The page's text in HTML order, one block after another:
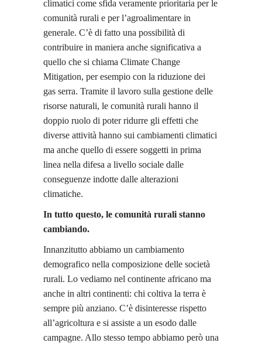
climatici come sfida veramente prioritaria per le
comunità rurali e per l’agroalimentare in
generale. C’è di fatto una possibilità di
contribuire in maniera anche significativa a
quello che si chiama Climate Change
Mitigation, per esempio con la riduzione dei
gas serra. Tramite il lavoro sulla gestione delle
risorse naturali, le comunità rurali hanno il
doppio ruolo di poter ridurre gli effetti che
diverse attività hanno sui cambiamenti climatici
ma anche quello di essere soggetti in prima
linea nella difesa a livello sociale dalle
conseguenze indotte dalle alterazioni
climatiche.
In tutto questo, le comunità rurali stanno
cambiando.
Innanzitutto abbiamo un cambiamento
demografico nella composizione delle società
rurali. Lo vediamo nel continente africano ma
anche in altri continenti: chi coltiva la terra è
sempre più anziano. C’è disinteresse rispetto
all’agricoltura e si assiste a un esodo dalle
campagne. Allo stesso tempo abbiamo però una